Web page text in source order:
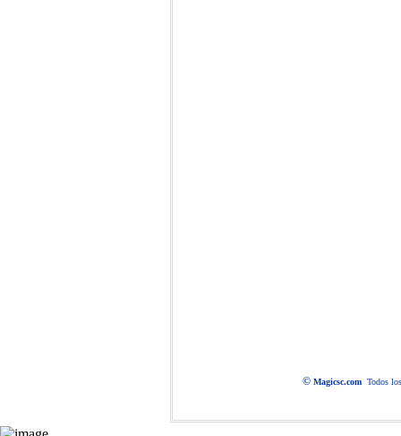
© Magicsc.com Todos